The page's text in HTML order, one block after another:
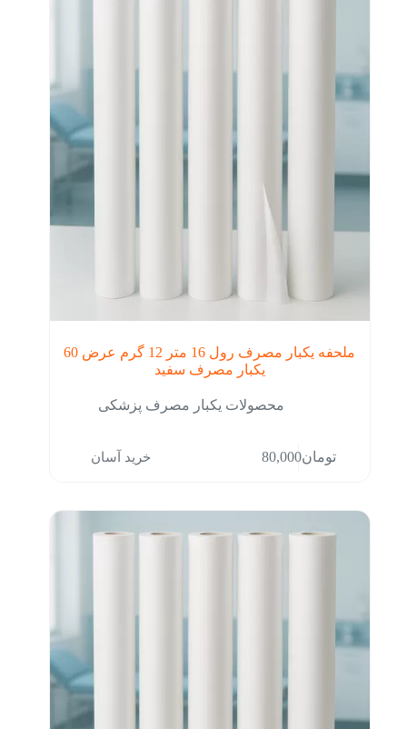
ملحفه یکبار مصرف رول 16 متر 12 گرم عرض 60
یکبار مصرف سفید
محصولات یکبار مصرف پزشکی
تومان80,000 خرید آسان